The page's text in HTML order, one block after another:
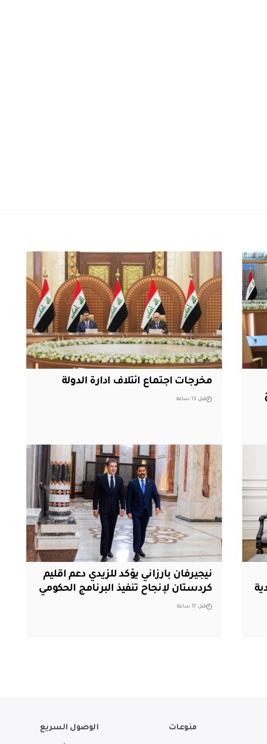
مخرجات اجتماع ائتلاف ادارة الدولة
قبل 13 ساعة
نيجيرفان بارزاني يؤكد للزيدي دعم اقليم
‏كردستان لإنجاح تنفيذ البرنامج الحكومي
قبل 17 ساعة
منوعات الوصول السريع